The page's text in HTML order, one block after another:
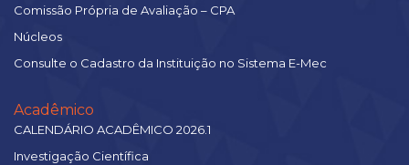
Comissão Própria de Avaliação – CPA
Núcleos
Consulte o Cadastro da Instituição no Sistema E-Mec
Acadêmico
CALENDÁRIO ACADÊMICO 2026.1
Investigação Científica